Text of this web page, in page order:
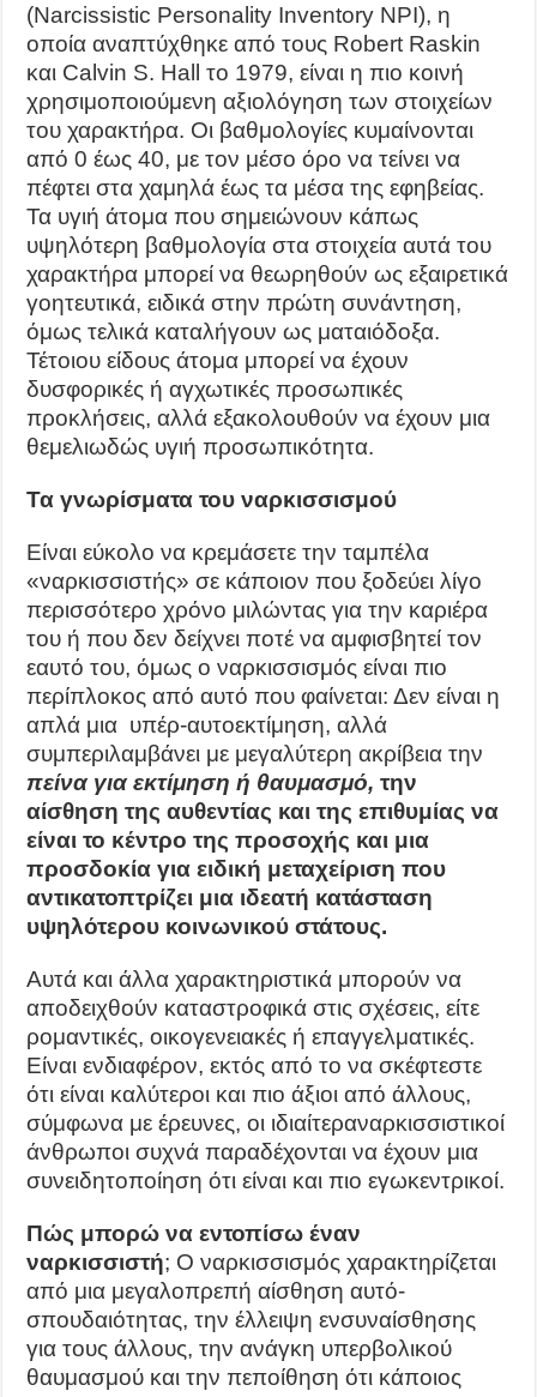
(Narcissistic Personality Inventory NPI), η
οποία αναπτύχθηκε από τους Robert Raskin
και Calvin S. Hall το 1979, είναι η πιο κοινή
χρησιμοποιούμενη αξιολόγηση των στοιχείων
του χαρακτήρα. Οι βαθμολογίες κυμαίνονται
από 0 έως 40, με τον μέσο όρο να τείνει να
πέφτει στα χαμηλά έως τα μέσα της εφηβείας.
Τα υγιή άτομα που σημειώνουν κάπως
υψηλότερη βαθμολογία στα στοιχεία αυτά του
χαρακτήρα μπορεί να θεωρηθούν ως εξαιρετικά
γοητευτικά, ειδικά στην πρώτη συνάντηση,
όμως τελικά καταλήγουν ως ματαιόδοξα.
Τέτοιου είδους άτομα μπορεί να έχουν
δυσφορικές ή αγχωτικές προσωπικές
προκλήσεις, αλλά εξακολουθούν να έχουν μια
θεμελιωδώς υγιή προσωπικότητα.
Τα γνωρίσματα του ναρκισσισμού
Είναι εύκολο να κρεμάσετε την ταμπέλα
«ναρκισσιστής» σε κάποιον που ξοδεύει λίγο
περισσότερο χρόνο μιλώντας για την καριέρα
του ή που δεν δείχνει ποτέ να αμφισβητεί τον
εαυτό του, όμως ο ναρκισσισμός είναι πιο
περίπλοκος από αυτό που φαίνεται: Δεν είναι η
απλά μια υπέρ-αυτοεκτίμηση, αλλά
συμπεριλαμβάνει με μεγαλύτερη ακρίβεια την
πείνα για εκτίμηση ή θαυμασμό, την
αίσθηση της αυθεντίας και της επιθυμίας να
είναι το κέντρο της προσοχής και μια
προσδοκία για ειδική μεταχείριση που
αντικατοπτρίζει μια ιδεατή κατάσταση
υψηλότερου κοινωνικού στάτους.
Αυτά και άλλα χαρακτηριστικά μπορούν να
αποδειχθούν καταστροφικά στις σχέσεις, είτε
ρομαντικές, οικογενειακές ή επαγγελματικές.
Είναι ενδιαφέρον, εκτός από το να σκέφτεστε
ότι είναι καλύτεροι και πιο άξιοι από άλλους,
σύμφωνα με έρευνες, οι ιδιαίτεραναρκισσιστικοί
άνθρωποι συχνά παραδέχονται να έχουν μια
συνειδητοποίηση ότι είναι και πιο εγωκεντρικοί.
Πώς μπορώ να εντοπίσω έναν
ναρκισσιστή; Ο ναρκισσισμός χαρακτηρίζεται
από μια μεγαλοπρεπή αίσθηση αυτό-
σπουδαιότητας, την έλλειψη ενσυναίσθησης
για τους άλλους, την ανάγκη υπερβολικού
θαυμασμού και την πεποίθηση ότι κάποιος